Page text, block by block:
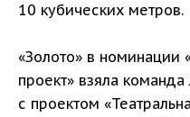
10 кубических метров.
«Золото» в номинации
проект» взяла команда
с проектом